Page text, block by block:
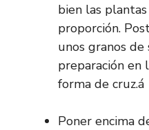
bien las
proporción.
unos granos
preparación en
forma de cruz.á
Poner encima